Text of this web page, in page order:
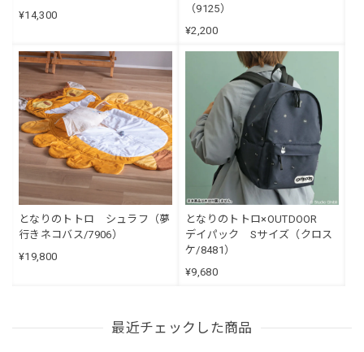
¥14,300
（9125）
¥2,200
となりのトトロ シュラフ（夢
行きネコバス/7906）
¥19,800
となりのトトロ×OUTDOOR
デイパック Sサイズ（クロス
ケ/8481）
¥9,680
最近チェックした商品